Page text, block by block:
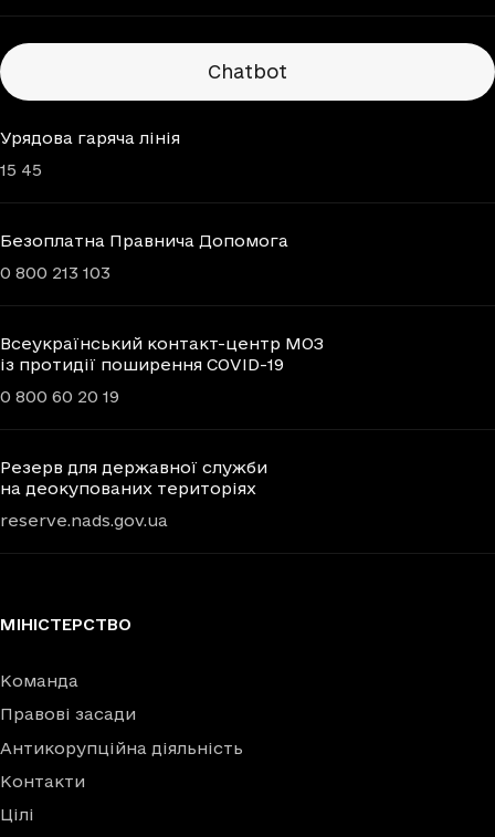
Chatbots
Chatbot
Урядова гаряча лінія
15 45
Безоплатна Правнича Допомога
0 800 213 103
Всеукраїнський контакт-центр МОЗ
із протидії поширення COVID-19
0 800 60 20 19
Резерв для державної служби
на деокупованих територіях
reserve.nads.gov.ua
МІНІСТЕРСТВО
Команда
Правові засади
Антикорупційна діяльність
Контакти
Цілі